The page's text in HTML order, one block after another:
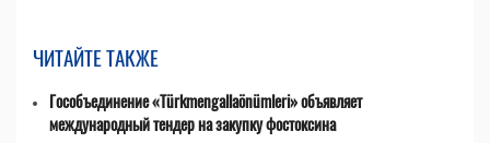
ЧИТАЙТЕ ТАКЖЕ
Гособъединение «Türkmengallaönümleri» объявляет
международный тендер на закупку фостоксина